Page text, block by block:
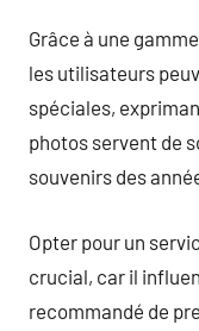
Grâce à une
les utilisateurs
spéciales,
photos servent de
souvenirs des
Opter pour un
crucial, car il
recommandé de